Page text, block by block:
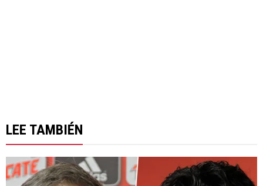
LEE TAMBIÉN